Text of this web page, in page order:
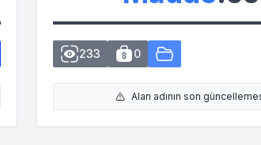
233 0
Alan adının son